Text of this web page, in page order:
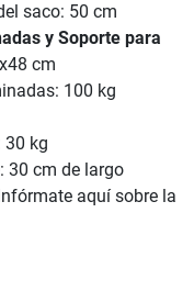
saco: 50 cm
y Soporte para
cm
100 kg
30 kg
30 cm de largo
aquí sobre la